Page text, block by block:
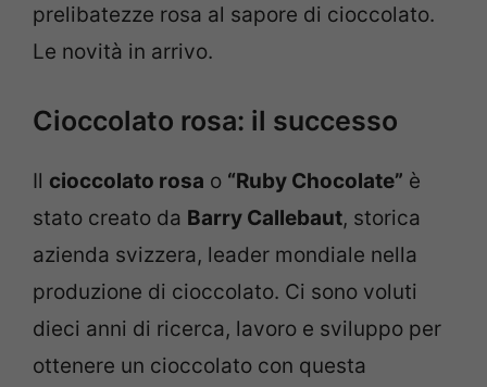
prelibatezze rosa al sapore di cioccolato.
Le novità in arrivo.
Cioccolato rosa: il successo
Il cioccolato rosa o “Ruby Chocolate” è
stato creato da Barry Callebaut, storica
azienda svizzera, leader mondiale nella
produzione di cioccolato. Ci sono voluti
dieci anni di ricerca, lavoro e sviluppo per
ottenere un cioccolato con questa